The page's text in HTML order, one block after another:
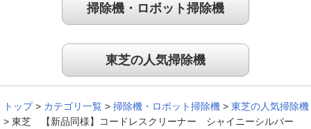
掃除機・ロボット掃除機
東芝の人気掃除機
トップ > カテゴリ一覧 > 掃除機・ロボット掃除機 > 東芝の人気掃除機
> 東芝 【新品同様】コードレスクリーナー シャイニーシルバー